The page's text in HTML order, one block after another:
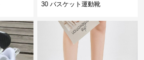
30 バスケット運動靴